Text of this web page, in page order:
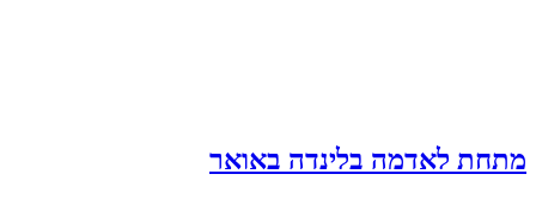
מתחת לאדמה בלינדה באואר